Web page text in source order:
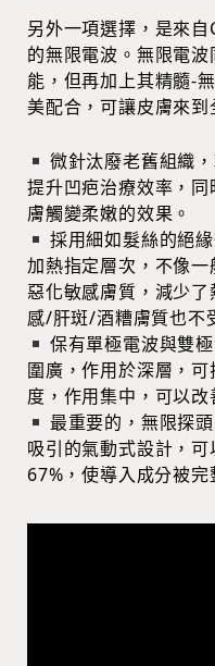
另外一項選擇，是來
的無限電波。無限電
能，但再加上其精髓-
美配合，可讓皮膚來到
微針汰廢老舊組織
提升凹疤治療效率，同
膚觸變柔嫩的效果。
採用細如髮絲的絕
加熱指定層次，不像
惡化敏感膚質，減少
感/肝斑/酒糟膚質也不
保有單極電波與雙
圍廣，作用於深層，
度，作用集中，可以改
最重要的，無限探
吸引的氣動式設計，
67%，使導入成分被